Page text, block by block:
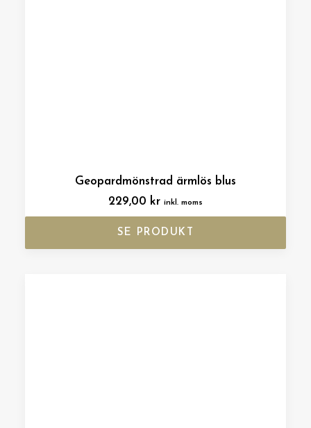
Geopardmönstrad ärmlös blus
229,00 kr inkl. moms
SE PRODUKT